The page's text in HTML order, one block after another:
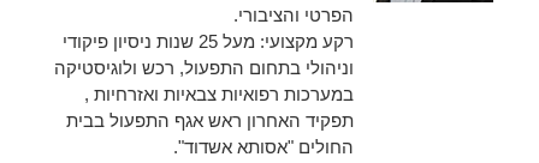
הפרטי והציבורי.
רקע מקצועי: מעל 25 שנות ניסיון פיקודי
וניהולי בתחום התפעול, רכש ולוגיסטיקה
במערכות רפואיות צבאיות ואזרחיות ,
תפקיד האחרון ראש אגף התפעול בבית
החולים "אסותא אשדוד".